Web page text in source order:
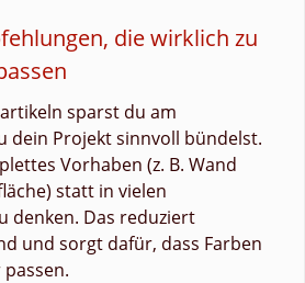
die wirklich zu
sparst du am
dein Projekt sinnvoll bündelst.
Vorhaben (z. B. Wand
statt in vielen
denken. Das reduziert
und sorgt dafür, dass Farben